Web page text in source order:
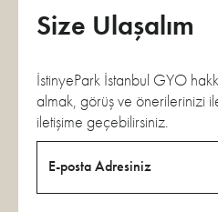
Size Ulaşalım
İstinyePark İstanbul GYO
almak, görüş ve önerilerinizi
iletişime geçebilirsiniz.
E-posta Adresiniz